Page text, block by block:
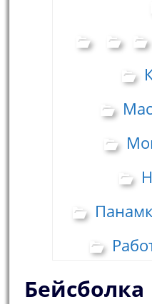
Бейсболка